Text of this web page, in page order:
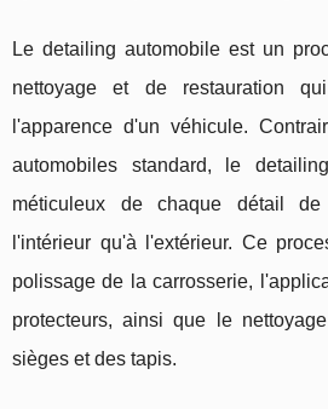
Le detailing automobile est un
nettoyage et de restauration
l'apparence d'un véhicule.
automobiles standard, le
méticuleux de chaque détail
l'intérieur qu'à l'extérieur. Ce
polissage de la carrosserie,
protecteurs, ainsi que le
sièges et des tapis.